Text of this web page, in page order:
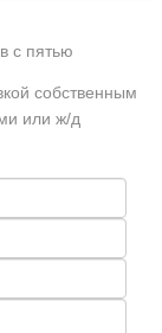
с пятью
собственным
или ж/д